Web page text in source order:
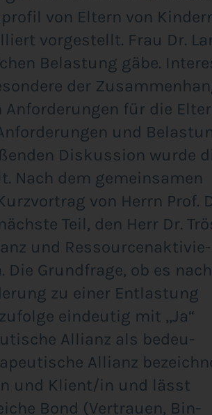
von Eltern von
vor­ge­stellt. Frau Dr.
Belas­tung gäbe.
der
für die
und
Dis­kus­si­on wur­de
Nach dem gemein­sa­men
von Herrn Prof.
Teil, den Herr Dr.
und Res­sour­cen­ak­ti­vie­
Grund­fra­ge, ob es nach
zu einer Ent­las­tung
ein­deu­tig mit „Ja“
Alli­anz als bedeu­
Alli­anz
und Klient/in und lässt
Bond (Ver­trau­en, Bin­